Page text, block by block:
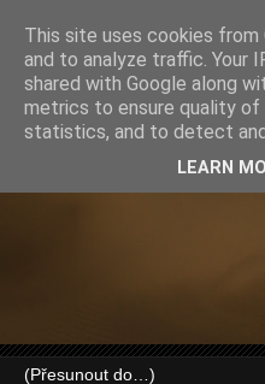
This site uses cookies
and to analyze traffic. Your
shared with Google along
metrics to ensure quality of
statistics, and to detect
LEARN